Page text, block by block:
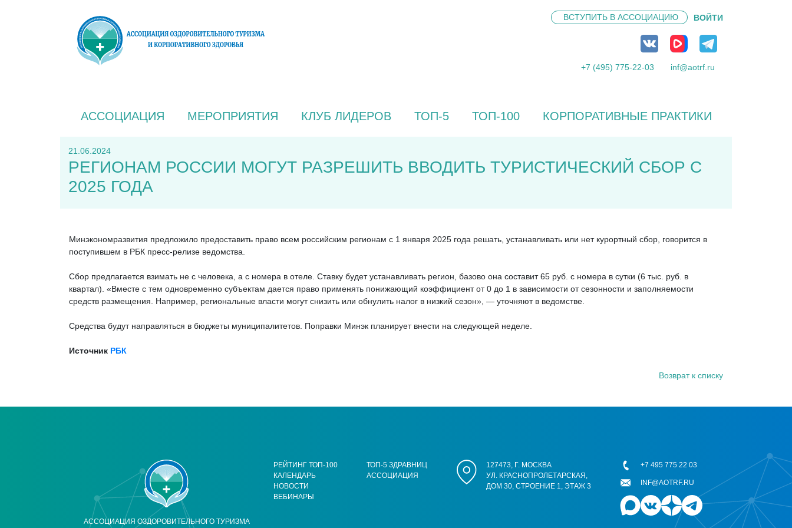
ВСТУПИТЬ В АССОЦИАЦИЮ ВОЙТИ
+7 (495) 775-22-03 inf@aotrf.ru
АССОЦИАЦИЯ МЕРОПРИЯТИЯ КЛУБ ЛИДЕРОВ ТОП-5 ТОП-100 КОРПОРАТИВНЫЕ ПРАКТИКИ
21.06.2024
РЕГИОНАМ РОССИИ МОГУТ РАЗРЕШИТЬ ВВОДИТЬ ТУРИСТИЧЕСКИЙ СБОР С
2025 ГОДА
Минэкономразвития предложило предоставить право всем российским регионам с 1 января 2025 года решать, устанавливать или нет курортный сбор, говорится в
поступившем в РБК пресс-релизе ведомства.
Сбор предлагается взимать не с человека, а с номера в отеле. Ставку будет устанавливать регион, базово она составит 65 руб. с номера в сутки (6 тыс. руб. в
квартал). «Вместе с тем одновременно субъектам дается право применять понижающий коэффициент от 0 до 1 в зависимости от сезонности и заполняемости
средств размещения. Например, региональные власти могут снизить или обнулить налог в низкий сезон», — уточняют в ведомстве.
Средства будут направляться в бюджеты муниципалитетов. Поправки Минэк планирует внести на следующей неделе.
Источник РБК
Возврат к списку
АССОЦИАЦИЯ ОЗДОРОВИТЕЛЬНОГО ТУРИЗМА
РЕЙТИНГ ТОП-100
КАЛЕНДАРЬ
НОВОСТИ
ВЕБИНАРЫ
ТОП-5 ЗДРАВНИЦ
АССОЦИАЦИЯ
127473, Г. МОСКВА
УЛ. КРАСНОПРОЛЕТАРСКАЯ,
ДОМ 30, СТРОЕНИЕ 1, ЭТАЖ 3
+7 495 775 22 03
INF@AOTRF.RU